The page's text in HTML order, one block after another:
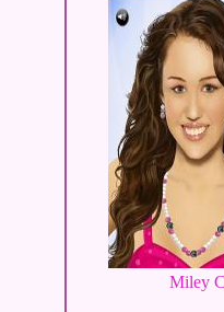
Miley